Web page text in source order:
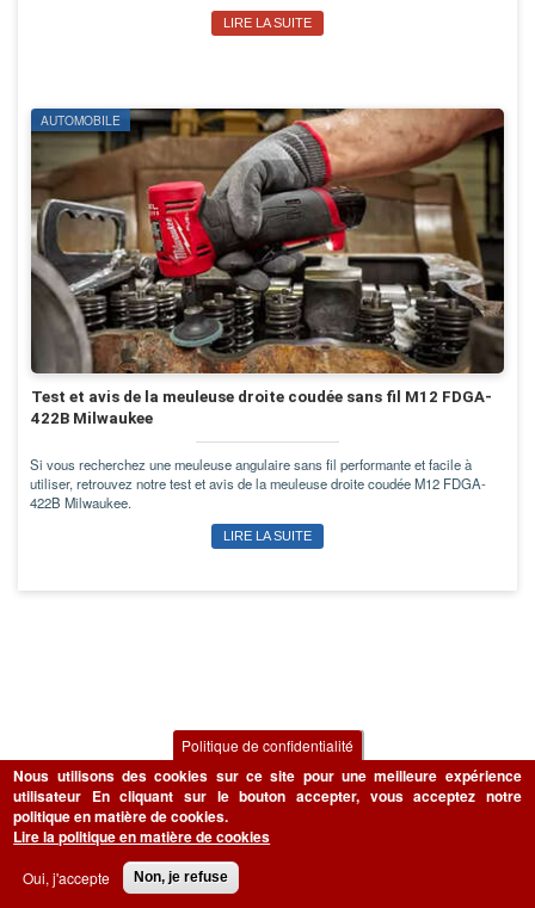
LIRE LA SUITE
AUTOMOBILE
Test et avis de la meuleuse droite coudée sans fil M12 FDGA-
422B Milwaukee
Si vous recherchez une meuleuse angulaire sans fil performante et facile à
utiliser, retrouvez notre test et avis de la meuleuse droite coudée M12 FDGA-
422B Milwaukee.
LIRE LA SUITE
Politique de confidentialité
Nous utilisons des cookies sur ce site pour une meilleure expérience
utilisateur En cliquant sur le bouton accepter, vous acceptez notre
politique en matière de cookies.
Lire la politique en matière de cookies
Oui, j'accepte Non, je refuse